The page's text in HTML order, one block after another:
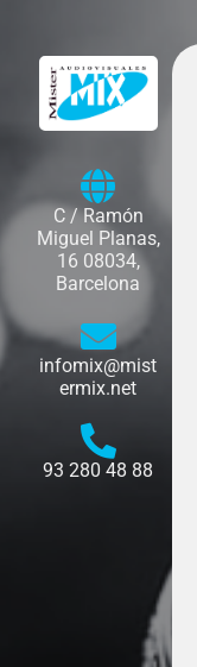
C / Ramón
Miguel Planas,
16 08034,
Barcelona
infomix@mist
ermix.net
93 280 48 88